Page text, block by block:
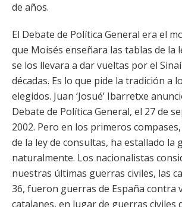
de años.
El Debate de Política General era el
que Moisés enseñara las tablas de la
se los llevara a dar vueltas por el
décadas. Es lo que pide la tradición a
elegidos. Juan ‘Josué’ Ibarretxe
Debate de Política General, el 27 de
2002. Pero en los primeros
de la ley de consultas, ha estallado la
naturalmente. Los nacionalistas
nuestras últimas guerras civiles, las
36, fueron guerras de España contra
catalanes, en lugar de guerras civiles